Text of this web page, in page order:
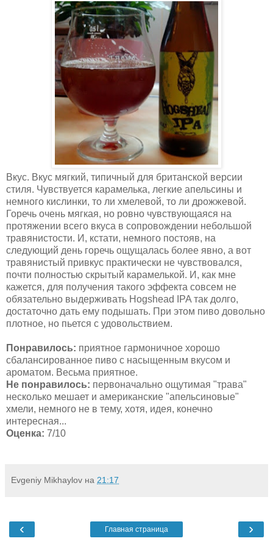
Вкус. Вкус мягкий, типичный для британской версии
стиля. Чувствуется карамелька, легкие апельсины и
немного кислинки, то ли хмелевой, то ли дрожжевой.
Горечь очень мягкая, но ровно чувствующаяся на
протяжении всего вкуса в сопровождении небольшой
травянистости. И, кстати, немного постояв, на
следующий день горечь ощущалась более явно, а вот
травянистый привкус практически не чувствовался,
почти полностью скрытый карамелькой. И, как мне
кажется, для получения такого эффекта совсем не
обязательно выдерживать Hogshead IPA так долго,
достаточно дать ему подышать. При этом пиво довольно
плотное, но пьется с удовольствием.
Понравилось: приятное гармоничное хорошо
сбалансированное пиво с насыщенным вкусом и
ароматом. Весьма приятное.
Не понравилось: первоначально ощутимая "трава"
несколько мешает и американские "апельсиновые"
хмели, немного не в тему, хотя, идея, конечно
интересная...
Оценка: 7/10
Evgeniy Mikhaylov на 21:17
‹ ›
Главная страница